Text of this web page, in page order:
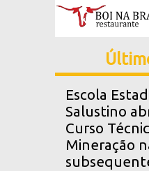
Escola
Salustino
Curso
Mineração